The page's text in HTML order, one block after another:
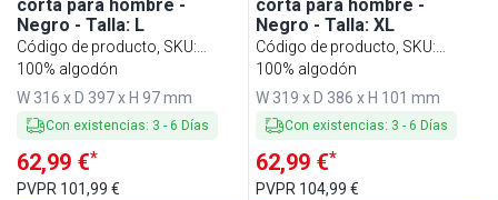
corta para hombre -
Negro - Talla: L
Código de producto, SKU:
PSMP-L
100% algodón
W 316 x D 397 x H 97 mm
Con existencias: 3 - 6 Días
62,99 €*
PVPR 101,99 €
corta para hombre -
Negro - Talla: XL
Código de producto, SKU:
PSMP-XL
100% algodón
W 319 x D 386 x H 101 mm
Con existencias: 3 - 6 Días
62,99 €*
PVPR 104,99 €